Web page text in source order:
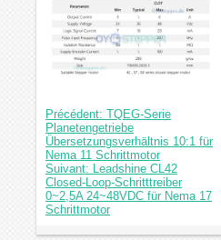
Précédent: TQEG-Serie
Planetengetriebe
Übersetzungsverhältnis 10:1 für
Nema 11 Schrittmotor
Suivant: Leadshine CL42
Closed-Loop-Schritttreiber
0~2,5A 24~48VDC für Nema 17
Schrittmotor